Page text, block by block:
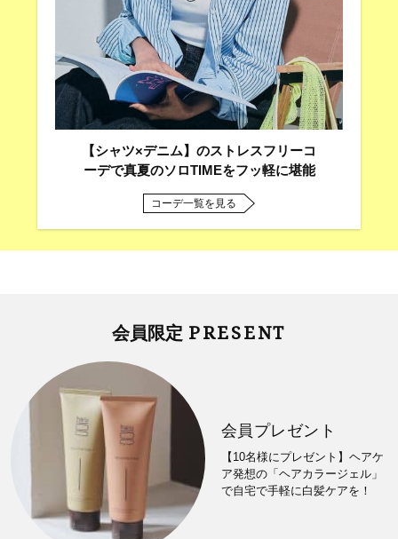
【シャツ×デニム】のストレスフリーコ
ーデで真夏のソロTIMEをフッ軽に堪能
コーデ一覧を見る
会員限定 PRESENT
会員プレゼント
【10名様にプレゼント】ヘアケ
ア発想の「ヘアカラージェル」
で自宅で手軽に白髪ケアを！